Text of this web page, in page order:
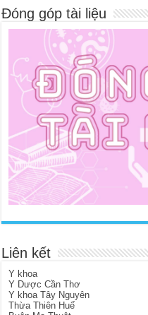
Đóng góp tài liệu
Liên kết
Y khoa
Y Dược Cần Thơ
Y khoa Tây Nguyên
Thừa Thiên Huế